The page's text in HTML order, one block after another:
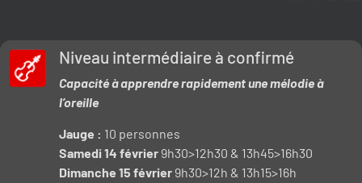
Niveau intermédiaire à confirmé
Capacité à apprendre rapidement une mélodie à
l’oreille
Jauge : 10 personnes
Samedi 14 février 9h30>12h30 & 13h45>16h30
Dimanche 15 février 9h30>12h & 13h15>16h